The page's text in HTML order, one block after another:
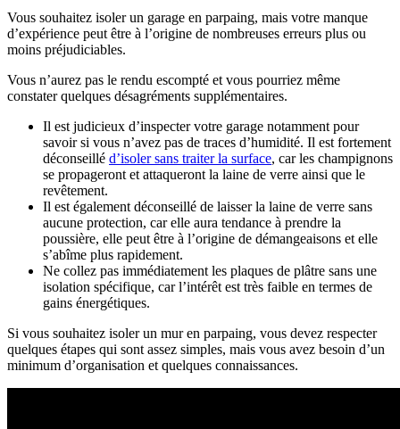
Vous souhaitez isoler un garage en parpaing, mais votre manque
d’expérience peut être à l’origine de nombreuses erreurs plus ou
moins préjudiciables.
Vous n’aurez pas le rendu escompté et vous pourriez même
constater quelques désagréments supplémentaires.
Il est judicieux d’inspecter votre garage notamment pour
savoir si vous n’avez pas de traces d’humidité. Il est fortement
déconseillé d’isoler sans traiter la surface, car les champignons
se propageront et attaqueront la laine de verre ainsi que le
revêtement.
Il est également déconseillé de laisser la laine de verre sans
aucune protection, car elle aura tendance à prendre la
poussière, elle peut être à l’origine de démangeaisons et elle
s’abîme plus rapidement.
Ne collez pas immédiatement les plaques de plâtre sans une
isolation spécifique, car l’intérêt est très faible en termes de
gains énergétiques.
Si vous souhaitez isoler un mur en parpaing, vous devez respecter
quelques étapes qui sont assez simples, mais vous avez besoin d’un
minimum d’organisation et quelques connaissances.